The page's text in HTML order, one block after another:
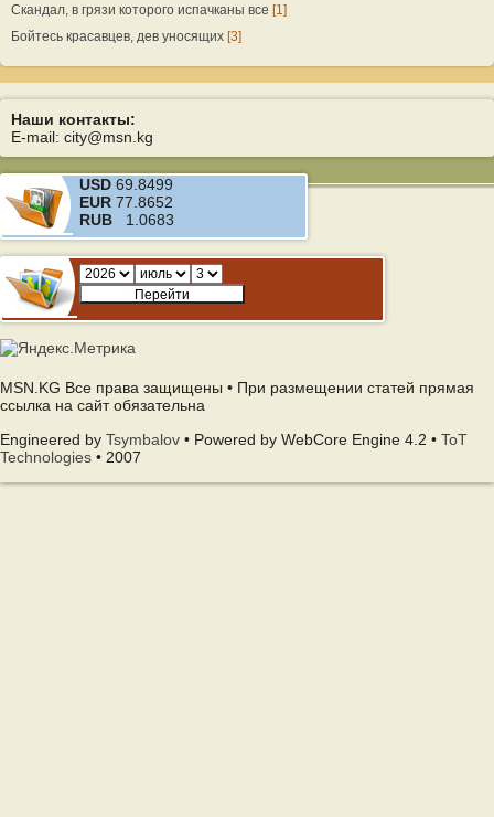
Скандал, в грязи которого испачканы все [1]
Бойтесь красавцев, дев уносящих [3]
Наши контакты:
E-mail: city@msn.kg
USD 69.8499
EUR 77.8652
RUB 1.0683
MSN.KG Все права защищены • При размещении статей прямая
ссылка на сайт обязательна
Engineered by Tsymbalov • Powered by WebCore Engine 4.2 • ToT
Technologies • 2007